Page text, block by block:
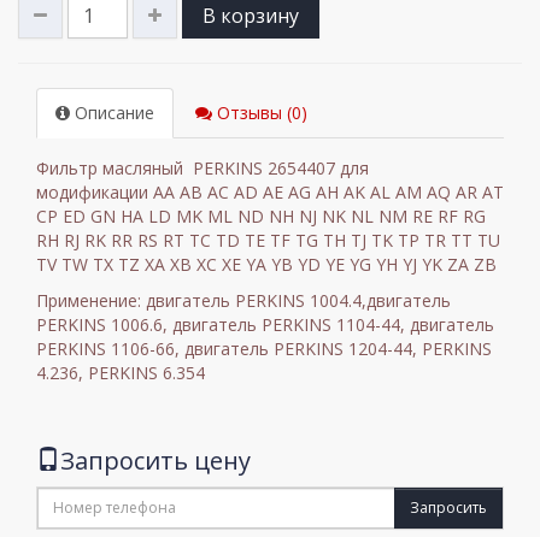
В корзину
Описание Отзывы (0)
Фильтр масляный PERKINS 2654407 для
модификации AA AB AC AD AE AG AH AK AL AM AQ AR AT
CP ED GN HA LD MK ML ND NH NJ NK NL NM RE RF RG
RH RJ RK RR RS RT TC TD TE TF TG TH TJ TK TP TR TT TU
TV TW TX TZ XA XB XC XE YA YB YD YE YG YH YJ YK ZA ZB
Применение: двигатель PERKINS 1004.4,двигатель
PERKINS 1006.6, двигатель PERKINS 1104-44, двигатель
PERKINS 1106-66, двигатель PERKINS 1204-44, PERKINS
4.236, PERKINS 6.354
Запросить цену
Запросить